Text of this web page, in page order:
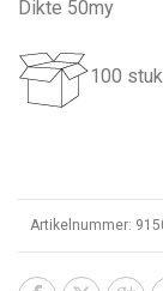
Dikte 50my
100
Artikelnummer: